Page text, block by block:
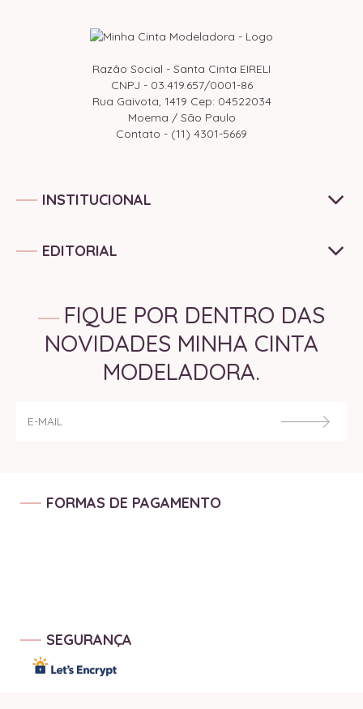
Razão Social - Santa Cinta EIRELI
CNPJ - 03.419.657/0001-86
Rua Gaivota, 1419 Cep: 04522034
Moema / São Paulo
Contato - (11) 4301-5669
INSTITUCIONAL
EDITORIAL
FIQUE POR DENTRO DAS
NOVIDADES MINHA CINTA
MODELADORA.
FORMAS DE PAGAMENTO
SEGURANÇA